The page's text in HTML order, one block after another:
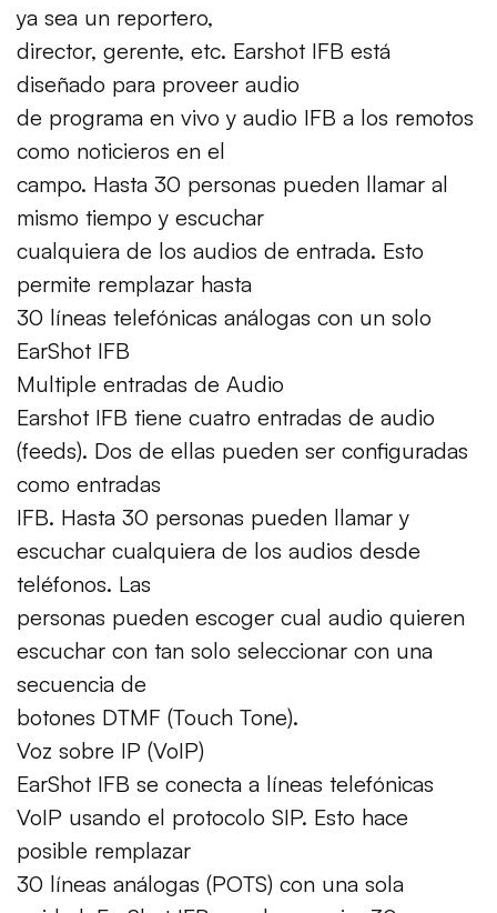
ya sea un reportero,
director, gerente, etc. Earshot IFB está
diseñado para proveer audio
de programa en vivo y audio IFB a los remotos
como noticieros en el
campo. Hasta 30 personas pueden llamar al
mismo tiempo y escuchar
cualquiera de los audios de entrada. Esto
permite remplazar hasta
30 líneas telefónicas análogas con un solo
EarShot IFB
Multiple entradas de Audio
Earshot IFB tiene cuatro entradas de audio
(feeds). Dos de ellas pueden ser configuradas
como entradas
IFB. Hasta 30 personas pueden llamar y
escuchar cualquiera de los audios desde
teléfonos. Las
personas pueden escoger cual audio quieren
escuchar con tan solo seleccionar con una
secuencia de
botones DTMF (Touch Tone).
Voz sobre IP (VoIP)
EarShot IFB se conecta a líneas telefónicas
VoIP usando el protocolo SIP. Esto hace
posible remplazar
30 líneas análogas (POTS) con una sola